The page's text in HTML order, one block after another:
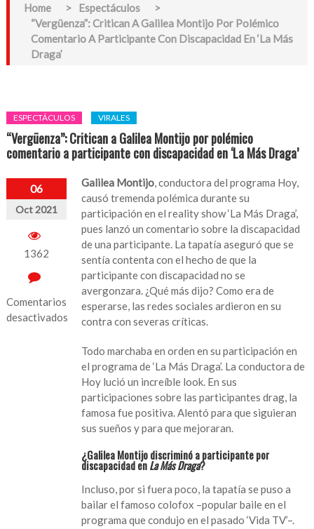
Home > Espectáculos
>
“Vergüenza”: Critican A Galilea Montijo Por Polémico
Comentario A Participante Con Discapacidad En ‘La Más
Draga’
ESPECTÁCULOS VIRALES
“Vergüenza”: Critican a Galilea Montijo por polémico
comentario a participante con discapacidad en ‘La Más Draga’
06
Oct 2021
1362
Comentarios
desactivados
Galilea Montijo , conductora del programa Hoy,
causó tremenda polémica durante su
participación en el reality show ‘La Más Draga’,
pues lanzó un comentario sobre la discapacidad
de una participante. La tapatía aseguró que se
sentía contenta con el hecho de que la
participante con discapacidad no se
avergonzara. ¿Qué más dijo? Como era de
esperarse, las redes sociales ardieron en su
contra con severas críticas.
Todo marchaba en orden en su participación en
el programa de ‘La Más Draga’. La conductora de
Hoy lució un increíble look. En sus
participaciones sobre las participantes drag, la
famosa fue positiva. Alentó para que siguieran
sus sueños y para que mejoraran.
¿Galilea Montijo discriminó a participante por
discapacidad enLa Más Draga?
Incluso, por si fuera poco, la tapatía se puso a
bailar el famoso colofox –popular baile en el
programa que condujo en el pasado ‘Vida TV’–.